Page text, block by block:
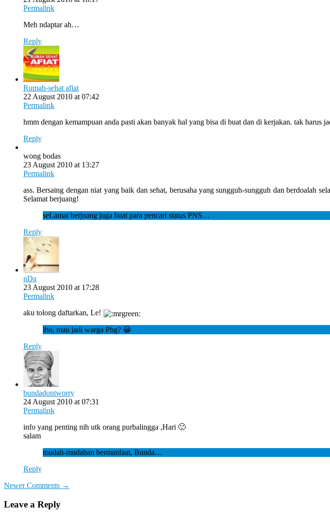
Permalink
Meh ndaptar ah…
Reply
Rumah-sehat afiat
22 August 2010 at 07:42
Permalink
hmm dengan kemampuan anda pasti akan banyak hal yang bisa di buat dan di kerjakan. tak harus
Reply
wong bodas
23 August 2010 at 13:27
Permalink
ass. Bersaing dengan niat yang baik dan sehat, berusaha yang sungguh-sungguh dan berdoalah
Selamat berjuang!
seLamat berjuang juga buat para pencari status PNS…
Reply
nDa
23 August 2010 at 17:28
Permalink
aku tolong daftarkan, Le!
lho, mau jadi warga Pbg? 😀
Reply
bundadontworry
24 August 2010 at 07:31
Permalink
info yang penting nih utk orang purbalingga ,Hari 🙂
salam
mudah-mudahan bermanfaat, Bunda…
Reply
Comment
Newer Comments →
Leave a Reply